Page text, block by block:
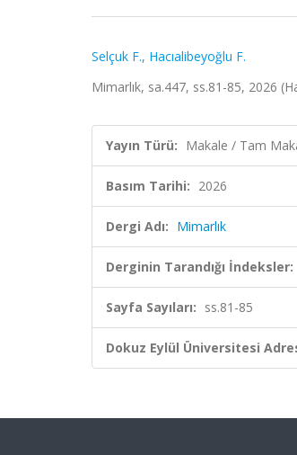
Selçuk F., Hacıalibeyoğlu F.
Mimarlık, sa.447, ss.81-85, 2026
Yayın Türü: Makale / Tam
Basım Tarihi: 2026
Dergi Adı: Mimarlık
Derginin Tarandığı İndeksler:
Sayfa Sayıları: ss.81-85
Dokuz Eylül Üniversitesi